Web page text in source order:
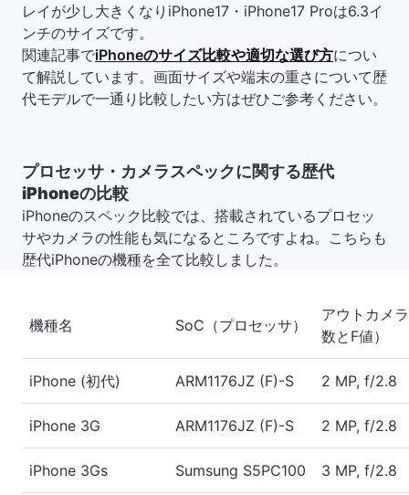
レイが少し大きくなりiPhone17・iPhone17 Proは6.3イ
ンチのサイズです。
関連記事でiPhoneのサイズ比較や適切な選び方につい
て解説しています。画面サイズや端末の重さについて歴
代モデルで一通り比較したい方はぜひご参考ください。
プロセッサ・カメラスペックに関する歴代
iPhoneの比較
iPhoneのスペック比較では、搭載されているプロセッ
サやカメラの性能も気になるところですよね。こちらも
歴代iPhoneの機種を全て比較しました。
機種名 SoC（プロセッサ）
アウトカメ
数とF値）
iPhone (初代) ARM1176JZ (F)-S 2 MP, f/2.8
iPhone 3G ARM1176JZ (F)-S 2 MP, f/2.8
iPhone 3Gs Sumsung S5PC100 3 MP, f/2.8